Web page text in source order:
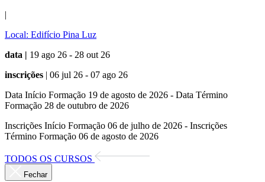
|
Local: Edifício Pina Luz
data | 19 ago 26 - 28 out 26
inscrições | 06 jul 26 - 07 ago 26
Data Início Formação 19 de agosto de 2026 - Data Término
Formação 28 de outubro de 2026
Inscrições Início Formação 06 de julho de 2026 - Inscrições
Término Formação 06 de agosto de 2026
TODOS OS CURSOS
Fechar